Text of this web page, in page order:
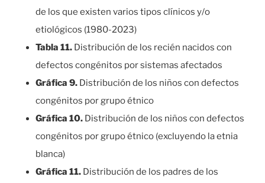
de los que existen varios tipos clínicos y/o
etiológicos (1980-2023)
Tabla 11. Distribución de los recién nacidos con
defectos congénitos por sistemas afectados
Gráfica 9. Distribución de los niños con defectos
congénitos por grupo étnico
Gráfica 10. Distribución de los niños con defectos
congénitos por grupo étnico (excluyendo la etnia
blanca)
Gráfica 11. Distribución de los padres de los